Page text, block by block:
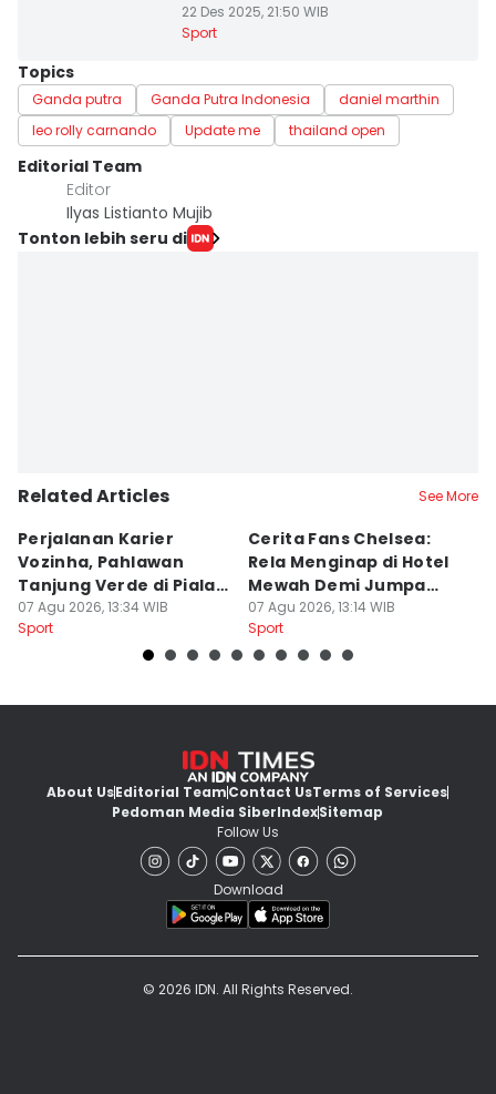
22 Des 2025, 21:50 WIB
Sport
Topics
Ganda putra Ganda Putra Indonesia
daniel marthin
leo rolly carnando
Update me thailand open
Editorial Team
Editor
Ilyas Listianto Mujib
Tonton lebih seru di
Related Articles See More
Perjalanan Karier
Vozinha, Pahlawan
Tanjung Verde di Piala
Dunia 2026
07 Agu 2026, 13:34 WIB
Sport
Cerita Fans Chelsea:
Rela Menginap di Hotel
Mewah Demi Jumpa
Cole Palmer
07 Agu 2026, 13:14 WIB
Sport
About UsEditorial TeamContact UsTerms of Services
Pedoman Media SiberIndexSitemap
Follow Us
Download
© 2026 IDN. All Rights Reserved.